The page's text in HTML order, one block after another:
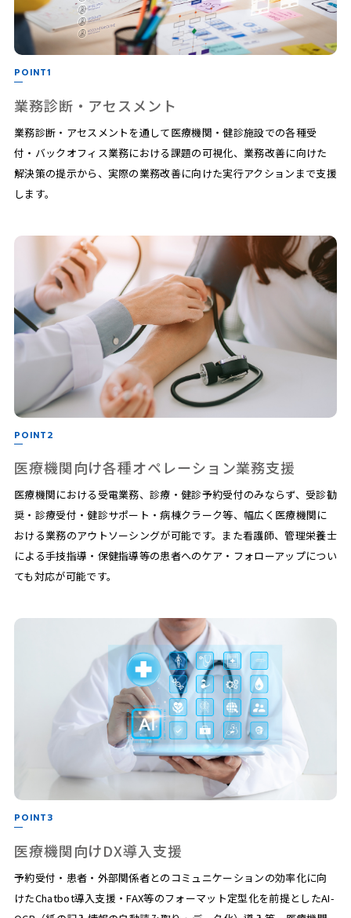
POINT1
業務診断・アセスメント
業務診断・アセスメントを通して医療機関・健診施設での各種受
付・バックオフィス業務における課題の可視化、業務改善に向けた
解決策の提示から、実際の業務改善に向けた実行アクションまで支援
します。
POINT2
医療機関向け各種オペレーション業務支援
医療機関における受電業務、診療・健診予約受付のみならず、受診勧
奨・診療受付・健診サポート・病棟クラーク等、幅広く医療機関に
おける業務のアウトソーシングが可能です。また看護師、管理栄養士
による手技指導・保健指導等の患者へのケア・フォローアップについ
ても対応が可能です。
POINT3
医療機関向けDX導入支援
予約受付・患者・外部関係者とのコミュニケーションの効率化に向
けたChatbot導入支援・FAX等のフォーマット定型化を前提としたAI-